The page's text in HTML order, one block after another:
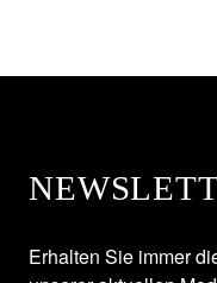
Erhalten Sie immer